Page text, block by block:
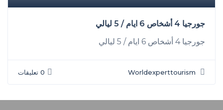
جورجيا 4 أشخاص 6 ايام / 5 ليالي
جورجيا 4 أشخاص 6 ايام / 5 ليالي
Worldexperttourism 0 تعليقات